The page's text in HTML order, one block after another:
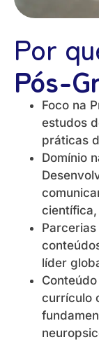
Por
Pós-
Foco na
estudos
práticas
Domínio
líder
currículo